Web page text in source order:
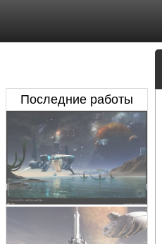
Последние работы